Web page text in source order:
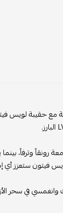
حقيبة لويس
رونقاً وترفاً،
فيتون ستعزز أي
في سحر